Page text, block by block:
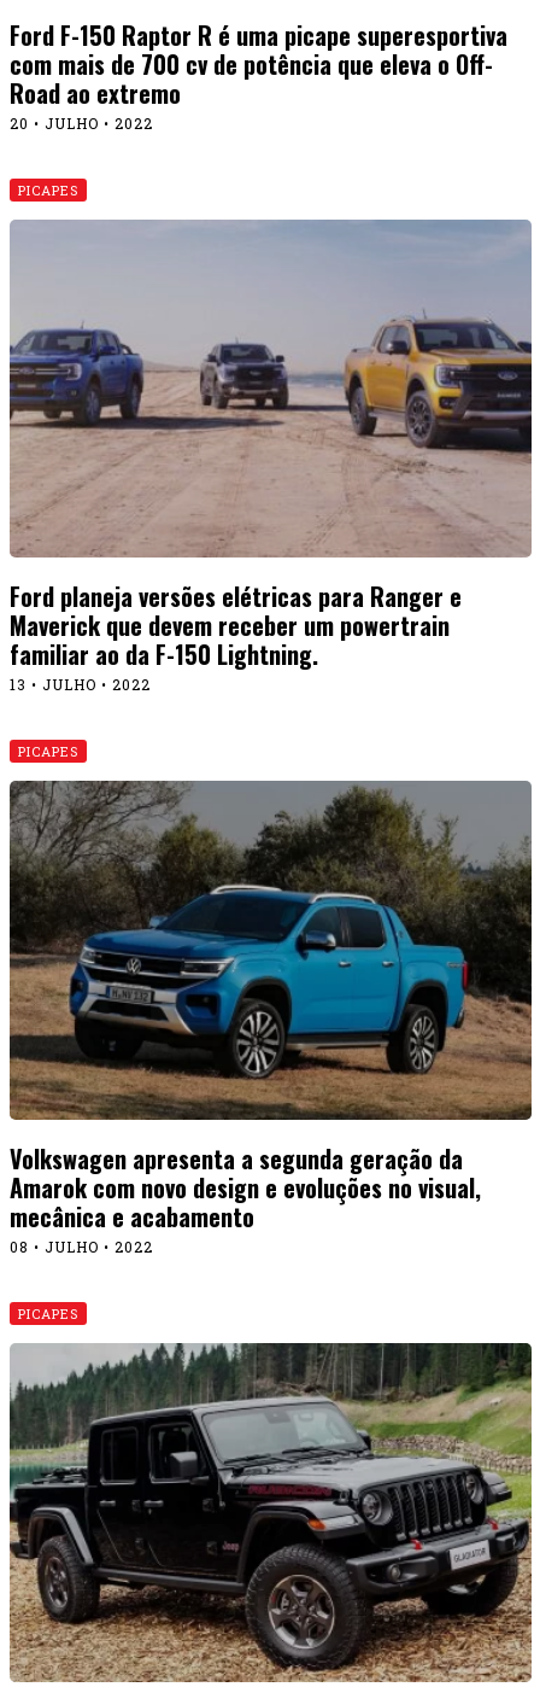
Ford F-150 Raptor R é uma picape superesportiva
com mais de 700 cv de potência que eleva o Off-
Road ao extremo
20 • JULHO • 2022
PICAPES
Ford planeja versões elétricas para Ranger e
Maverick que devem receber um powertrain
familiar ao da F-150 Lightning.
13 • JULHO • 2022
PICAPES
Volkswagen apresenta a segunda geração da
Amarok com novo design e evoluções no visual,
mecânica e acabamento
08 • JULHO • 2022
PICAPES